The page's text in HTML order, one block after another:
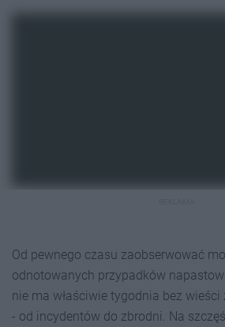
Od pewnego czasu zaobserwować
odnotowanych przypadków
nie ma właściwie tygodnia bez
- od incydentów do zbrodni. Na